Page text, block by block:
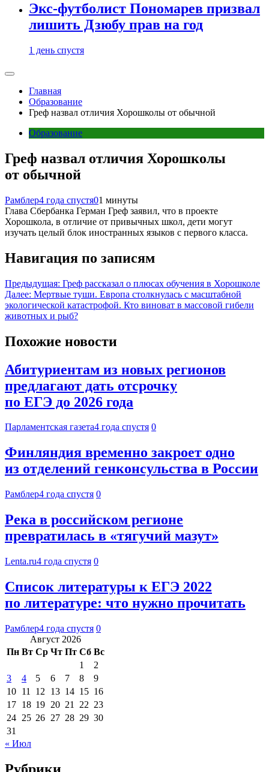
Экс-футболист Пономарев призвал
лишить Дзюбу прав на год
1 день спустя
Главная
Образование
Греф назвал отличия Хорошколы от обычной
Образование
Греф назвал отличия Хорошколы
от обычной
Рамблер4 года спустя01 минуты
Глава Сбербанка Герман Греф заявил, что в проекте
Хорошкола, в отличие от привычных школ, дети могут
изучать целый блок иностранных языков с первого класса.
Навигация по записям
Предыдущая: Греф рассказал о плюсах обучения в Хорошколе
Далее: Мертвые туши. Европа столкнулась с масштабной
экологической катастрофой. Кто виноват в массовой гибели
животных и рыб?
Похожие новости
Абитуриентам из новых регионов
предлагают дать отсрочку
по ЕГЭ до 2026 года
Парламентская газета4 года спустя 0
Финляндия временно закроет одно
из отделений генконсульства в России
Рамблер4 года спустя 0
Река в российском регионе
превратилась в «тягучий мазут»
Lenta.ru4 года спустя 0
Список литературы к ЕГЭ 2022
по литературе: что нужно прочитать
Рамблер4 года спустя 0
Август 2026
Пн Вт Ср Чт Пт Сб Вс
1
2
3
4 5 6 7 8
9
10 11 12 13 14 15 16
17 18 19 20 21 22 23
24 25 26 27 28 29 30
31
« Июл
Рубрики